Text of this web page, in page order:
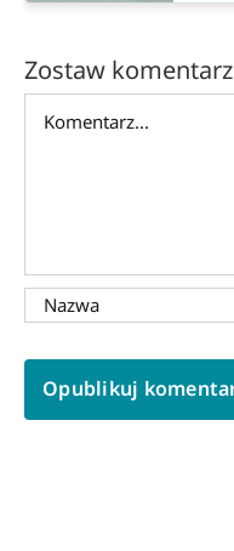
Zostaw komentarz